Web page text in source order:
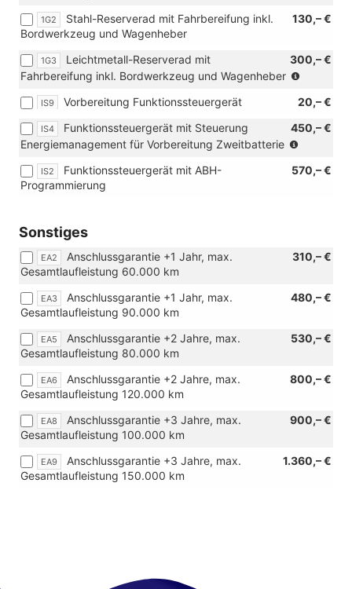
oder
[J74]
215/55
R17
XL)
205/60
R16
96H
XL
oder
[J74]
Ganzjahresreifen
R17
98H
Verbindung
mit
1G2 130,– €
Stahl-Reserverad mit Fahrbereifung inkl.
Bordwerkzeug und Wagenheber
1G3 300,– €
Leichtmetall-Reserverad mit
Fahrbereifung inkl. Bordwerkzeug und Wagenheber
IS9 20,– €
Vorbereitung Funktionssteuergerät
IS4 450,– €
Funktionssteuergerät mit Steuerung
Energiemanagement für Vorbereitung Zweitbatterie
IS2 570,– €
Funktionssteuergerät mit ABH-
Programmierung
Sonstiges
EA2 310,– €
Anschlussgarantie +1 Jahr, max.
Gesamtlaufleistung 60.000 km
EA3 480,– €
Anschlussgarantie +1 Jahr, max.
Gesamtlaufleistung 90.000 km
EA5 530,– €
Anschlussgarantie +2 Jahre, max.
Gesamtlaufleistung 80.000 km
EA6 800,– €
Anschlussgarantie +2 Jahre, max.
Gesamtlaufleistung 120.000 km
EA8 900,– €
Anschlussgarantie +3 Jahre, max.
Gesamtlaufleistung 100.000 km
EA9 1.360,– €
Anschlussgarantie +3 Jahre, max.
Gesamtlaufleistung 150.000 km